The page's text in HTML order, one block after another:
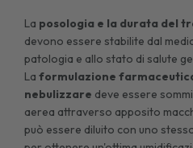
La posologia e la durata del
devono essere stabilite dal
patologia e allo stato di salute
Laformulazione
nebulizzare deve essere
aerea attraverso apposito
può essere diluito con uno